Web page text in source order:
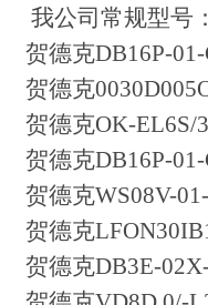
我公司常规型号
贺德克DB16P-
贺德克
贺德克OK-EL6S/
贺德克DB16P-
贺德克WS08V-
贺德克
贺德克DB3E-